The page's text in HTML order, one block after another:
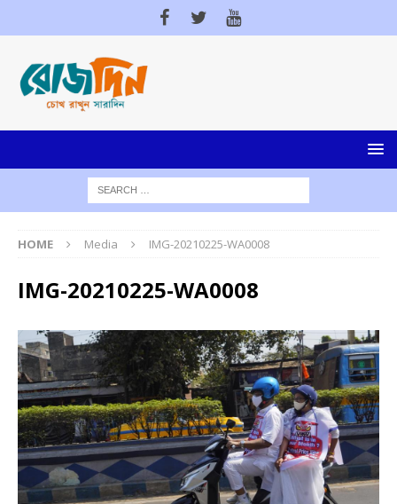
HOME Media IMG-20210225-WA0008
IMG-20210225-WA0008